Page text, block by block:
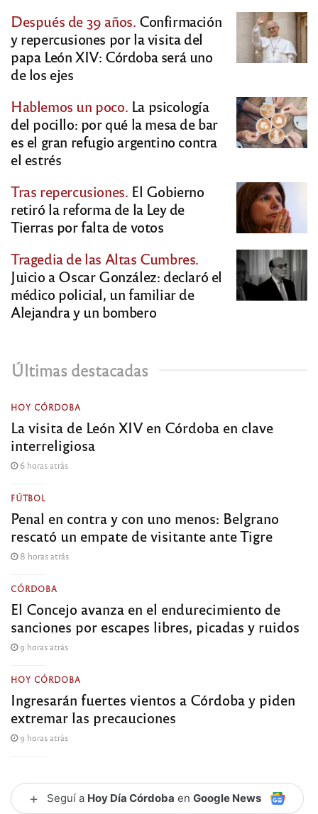
Después de 39 años. Confirmación
y repercusiones por la visita del
papa León XIV: Córdoba será uno
de los ejes
Hablemos un poco. La psicología
del pocillo: por qué la mesa de bar
es el gran refugio argentino contra
el estrés
Tras repercusiones. El Gobierno
retiró la reforma de la Ley de
Tierras por falta de votos
Tragedia de las Altas Cumbres.
Juicio a Oscar González: declaró el
médico policial, un familiar de
Alejandra y un bombero
Últimas destacadas
HOY CÓRDOBA
La visita de León XIV en Córdoba en clave
interreligiosa
6 horas atrás
FÚTBOL
Penal en contra y con uno menos: Belgrano
rescató un empate de visitante ante Tigre
8 horas atrás
CÓRDOBA
El Concejo avanza en el endurecimiento de
sanciones por escapes libres, picadas y ruidos
9 horas atrás
HOY CÓRDOBA
Ingresarán fuertes vientos a Córdoba y piden
extremar las precauciones
9 horas atrás
+ Seguí a Hoy Día Córdoba en Google News